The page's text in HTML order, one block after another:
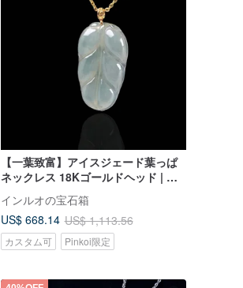
【一葉致富】アイスジェード葉っぱ
ネックレス 18Kゴールドヘッド | 天
然ミャンマー産A貨ジェダイト | ギフ
ト
インルオの宝石箱
US$ 668.14 US$ 1,113.56
カスタム可 Pinkoi限定